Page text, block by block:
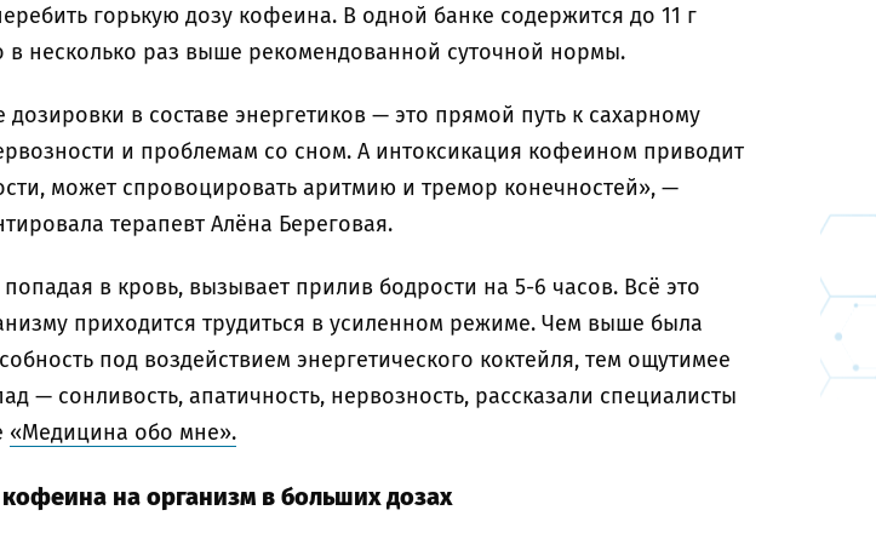
горькую дозу кофеина. В одной банке содержится до 11 г
в несколько раз выше рекомендованной суточной нормы.
в составе энергетиков — это прямой путь к сахарному
и проблемам со сном. А интоксикация кофеином приводит
может спровоцировать аритмию и тремор конечностей», —
терапевт Алёна Береговая.
попадая в кровь, вызывает прилив бодрости на 5-6 часов. Всё это
приходится трудиться в усиленном режиме. Чем выше была
под воздействием энергетического коктейля, тем ощутимее
— сонливость, апатичность, нервозность, рассказали специалисты
«Медицина обо мне».
на организм в больших дозах